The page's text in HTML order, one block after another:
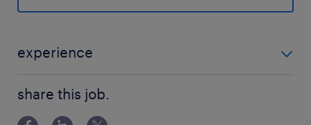
CAD設計: パラメトリックCADおよび解析ツール
習熟。
理解、およびCNC加工や板金加工プロセスに関
わった経験。
experience
経験: 機械システムの設計・開発における2年以上の実
務経験（ロボット工学または自動化分野が望まし
share this job.